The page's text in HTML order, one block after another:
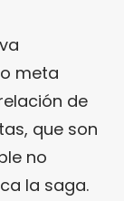
meta
de
que son
no
la saga.